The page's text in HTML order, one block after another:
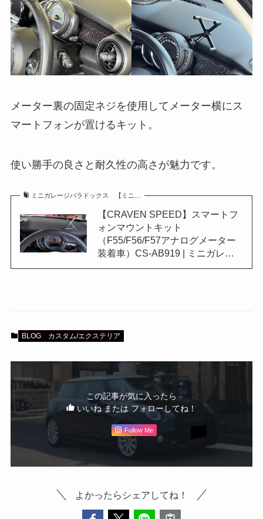
メーター裏の固定ネジを使用してメーター横にス
マートフォンが置けるキット。
使い勝手の良さと耐久性の高さが魅力です。
ミニガレージパラドックス 【ミニ…
【CRAVEN SPEED】スマートフ
ォンマウントキット
（F55/F56/F57アナログメーター
装着車）CS-AB919 | ミニガレ…
BLOG カスタム/エクステリア
この記事が気に入ったら
いいね または フォローしてね！
Follow Me
よかったらシェアしてね！